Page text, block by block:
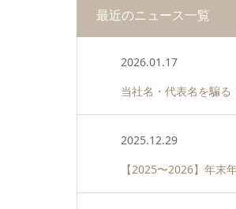
最近のニュース一覧
2026.01.17
当社名・代表名を騙
2025.12.29
【2025〜2026】年末